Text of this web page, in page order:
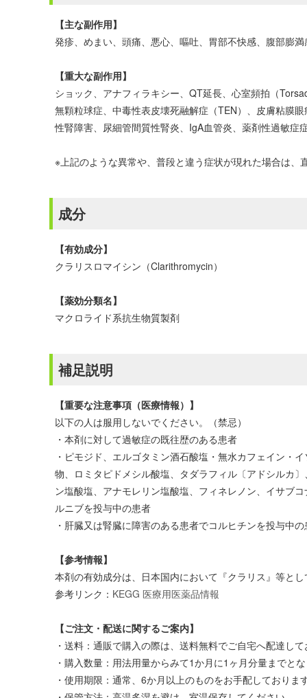
【主な副作用】
発疹、めまい、頭痛、悪心、嘔吐、胃部不快感、腹部膨
【重大な副作用】
ショック、アナフィラキシー、QT延長、心室頻拍（
無顆粒球症、中毒性表皮壊死融解症（TEN）、皮膚粘膜
性腎障害、尿細管間質性腎炎、IgA血管炎、薬剤性過敏症
※上記のような異常や、普段と違う症状が現れた場合は
成分
【有効成分】
クラリスロマイシン（Clarithromycin）
【薬効分類名】
マクロライド系抗生物質製剤
補足説明
【重要な注意事項（医療情報）】
以下の人は服用しないでください。（禁忌）
・本剤に対して過敏症の既往歴のある患者
・ピモジド、エルゴタミン酒石酸塩・無水カフェイン・
物、ロミタピドメシル酸塩、タダラフィル〔アドシルカ
ン塩酸塩、アナモレリン塩酸塩、フィネレノン、イサブ
ルニブを投与中の患者
・肝臓又は腎臓に障害のある患者でコルヒチンを投与中
【参考情報】
本剤の有効成分は、日本国内において『クラリス』等と
参考リンク： KEGG 医療用医薬品情報
【ご注文・配送に関するご案内】
・送料：通販で購入の際は、送料無料でご自宅へ配達し
・購入数量：用法用量からみて1か月に1ヶ月分量までと
・使用期限：通常、6か月以上のものをお手配しており